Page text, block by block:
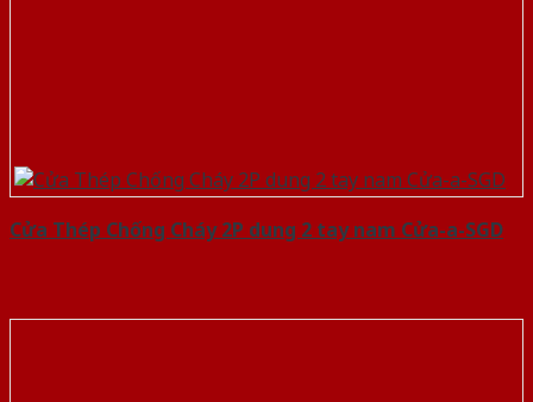
Cửa Thép Chống Cháy 2P dung 2 tay nam Cửa-a-SGD